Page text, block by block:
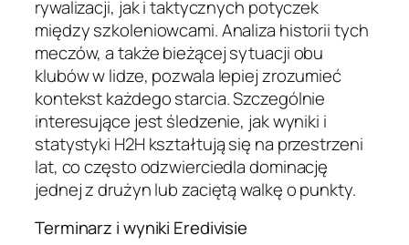
rywalizacji, jak i taktycznych potyczek
między szkoleniowcami. Analiza historii tych
meczów, a także bieżącej sytuacji obu
klubów w lidze, pozwala lepiej zrozumieć
kontekst każdego starcia. Szczególnie
interesujące jest śledzenie, jak wyniki i
statystyki H2H kształtują się na przestrzeni
lat, co często odzwierciedla dominację
jednej z drużyn lub zaciętą walkę o punkty.
Terminarz i wyniki Eredivisie